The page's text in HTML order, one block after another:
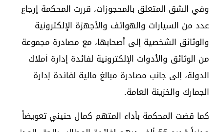
وفي الشق المتعلق بالمحجوزات، قررت المحكمة إرجاع
عدد من السيارات والهواتف والأجهزة الإلكترونية
والوثائق الشخصية إلى أصحابها، مع مصادرة مجموعة
من الوثائق والأدوات الإلكترونية لفائدة إدارة أملاك
الدولة، إلى جانب مصادرة مبالغ مالية لفائدة إدارة
الجمارك والخزينة العامة.
كما قضت المحكمة بأداء المتهم كمال حنيني تعويضاً